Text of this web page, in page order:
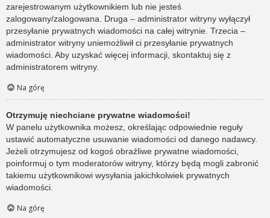
zarejestrowanym użytkownikiem lub nie jesteś
zalogowany/zalogowana. Druga – administrator witryny wyłączył
przesyłanie prywatnych wiadomości na całej witrynie. Trzecia –
administrator witryny uniemożliwił ci przesyłanie prywatnych
wiadomości. Aby uzyskać więcej informacji, skontaktuj się z
administratorem witryny.
Na górę
Otrzymuję niechciane prywatne wiadomości!
W panelu użytkownika możesz, określając odpowiednie reguły
ustawić automatyczne usuwanie wiadomości od danego nadawcy.
Jeżeli otrzymujesz od kogoś obraźliwe prywatne wiadomości,
poinformuj o tym moderatorów witryny, którzy będą mogli zabronić
takiemu użytkownikowi wysyłania jakichkolwiek prywatnych
wiadomości.
Na górę